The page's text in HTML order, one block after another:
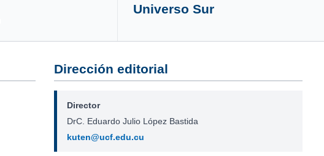
Universo Sur
Dirección editorial
Director
DrC. Eduardo Julio López Bastida
kuten@ucf.edu.cu